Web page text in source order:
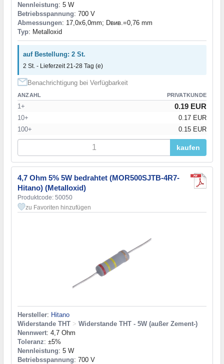
Nennleistung: 5 W
Betriebsspannung: 700 V
Abmessungen: 17,0x6,0mm; Dвив.=0,76 mm
Typ: Metalloxid
auf Bestellung: 2 St.
2 St. - Lieferzeit 21-28 Tag (e)
Benachrichtigung bei Verfügbarkeit
ANZAHL PRIVATKUNDE
1+ 0.19 EUR
10+
0.17 EUR
100+
0.15 EUR
kaufen
4,7 Ohm 5% 5W bedrahtet (MOR500SJTB-4R7-
Hitano) (Metalloxid)
Produktcode: 50050
zu Favoriten hinzufügen
Hersteller: Hitano
Widerstande THT > Widerstande THT - 5W (außer Zement-)
Nennwert: 4,7 Ohm
Toleranz: ±5%
Nennleistung: 5 W
Betriebsspannung: 700 V